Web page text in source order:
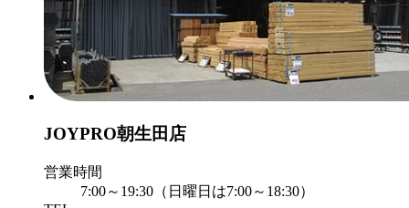
JOYPRO朝生田店
営業時間
7:00～19:30（日曜日は7:00～18:30）